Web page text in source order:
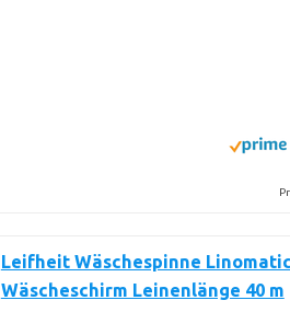
Leifheit Wäschespinne Linomatic
Wäscheschirm Leinenlänge 40 m